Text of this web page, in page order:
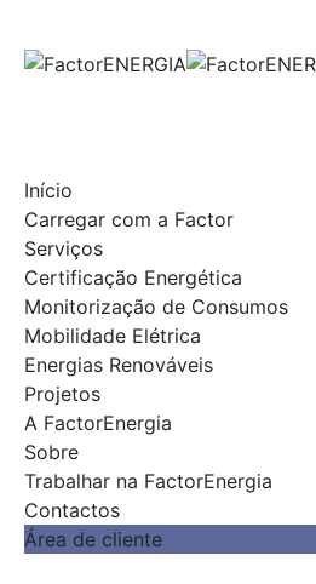
content
Início
Carregar com a Factor
Serviços
Certificação Energética
Monitorização de Consumos
Mobilidade Elétrica
Energias Renováveis
Projetos
A FactorEnergia
Sobre
Trabalhar na FactorEnergia
Contactos
Área de cliente